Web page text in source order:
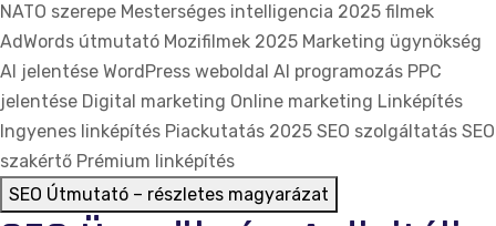
NATO szerepe Mesterséges intelligencia 2025 filmek
AdWords útmutató Mozifilmek 2025 Marketing ügynökség
AI jelentése WordPress weboldal AI programozás PPC
jelentése Digital marketing Online marketing Linképítés
Ingyenes linképítés Piackutatás 2025 SEO szolgáltatás SEO
szakértő Prémium linképítés
SEO Útmutató – részletes magyarázat